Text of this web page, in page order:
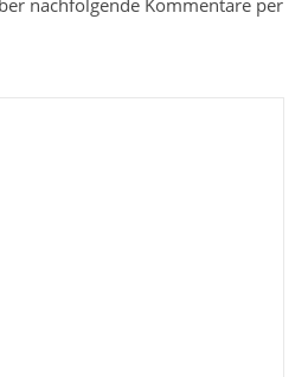
nachfolgende Kommentare per